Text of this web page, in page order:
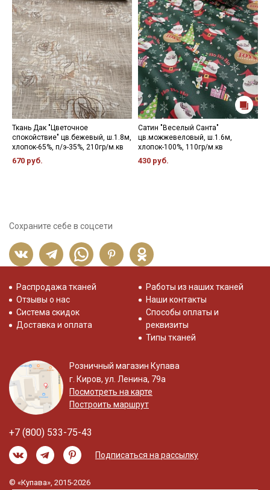
Ткань Дак "Цветочное
спокойствие" цв.бежевый, ш.1.8м,
хлопок-65%, п/э-35%, 210гр/м.кв
670 руб.
Сатин "Веселый Санта"
цв.можжевеловый, ш.1.6м,
хлопок-100%, 110гр/м.кв
430 руб.
Сохраните себе в соцсети
Распродажа тканей
Отзывы о нас
Система скидок
Доставка и оплата
Работы из наших тканей
Наши контакты
Способы оплаты и
реквизиты
Типы тканей
Розничный магазин Купава
г. Киров, ул. Ленина, 79а
Посмотреть на карте
Построить маршрут
+7 (800) 533-75-43
Подписаться на рассылку
© «Купава», 2015-2026